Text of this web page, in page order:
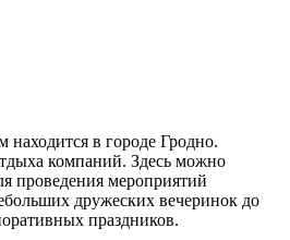
находится в городе Гродно.
компаний. Здесь можно
проведения мероприятий
дружеских вечеринок до
праздников.